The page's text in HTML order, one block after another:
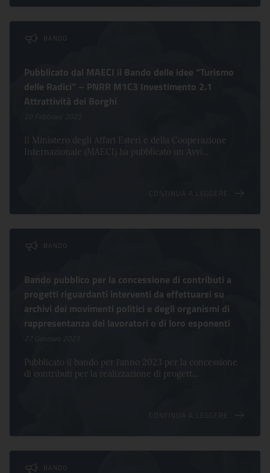
BANDO
Pubblicato dal MAECI il Bando delle idee “Turismo
delle Radici” – PNRR M1C3 Investimento 2.1
Attrattività dei Borghi
Il Ministero degli Affari Esteri e della Cooperazione
Internazionale (MAECI) ha pubblicato un Avvi...
CONTINUA A LEGGERE
BANDO
Bando pubblico per la concessione di contributi a
progetti riguardanti interventi da effettuarsi su
archivi dei movimenti politici e degli organismi di
rappresentanza dei lavoratori o di loro esponenti
27 Gennaio 2023
Pubblicato il bando per l’anno 2023 per la concessione
di contributi per la realizzazione di progett...
CONTINUA A LEGGERE
BANDO